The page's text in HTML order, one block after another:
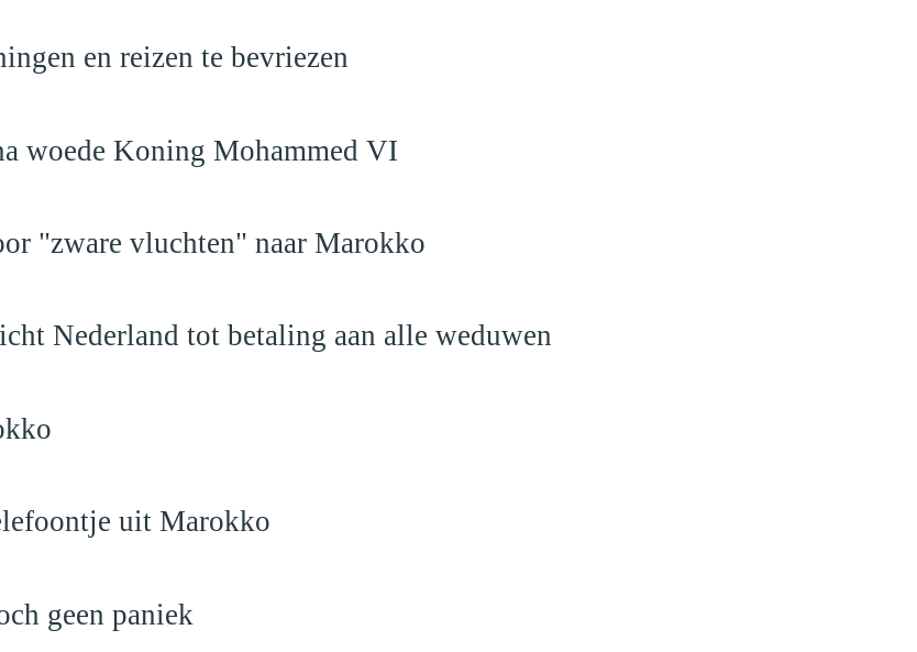
en reizen te bevriezen
woede Koning Mohammed VI
"zware vluchten" naar Marokko
Nederland tot betaling aan alle weduwen
uit Marokko
geen paniek